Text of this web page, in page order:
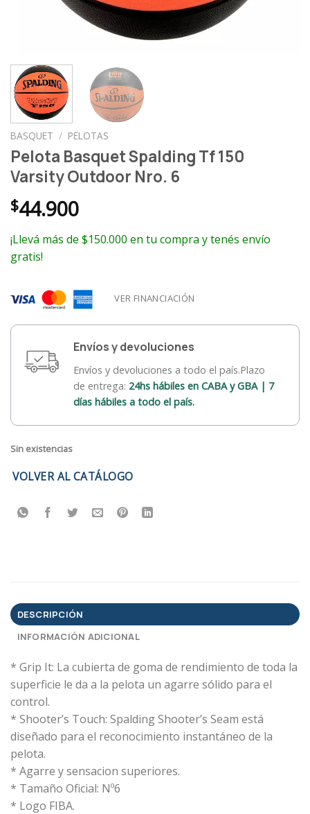
BASQUET / PELOTAS
Pelota Basquet Spalding Tf 150
Varsity Outdoor Nro. 6
$44.900
¡Llevá más de $150.000 en tu compra y tenés envío
gratis!
VER FINANCIACIÓN
Envíos y devoluciones
Envíos y devoluciones a todo el país.Plazo
de entrega: 24hs hábiles en CABA y GBA | 7
días hábiles a todo el país.
Sin existencias
VOLVER AL CATÁLOGO
DESCRIPCIÓN
INFORMACIÓN ADICIONAL
* Grip It: La cubierta de goma de rendimiento de toda la
superficie le da a la pelota un agarre sólido para el
control.
* Shooter’s Touch: Spalding Shooter’s Seam está
diseñado para el reconocimiento instantáneo de la
pelota.
* Agarre y sensacion superiores.
* Tamaño Oficial: Nº6
* Logo FIBA.